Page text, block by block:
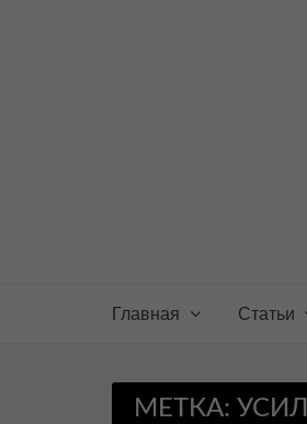
Главная Статьи
МЕТКА: